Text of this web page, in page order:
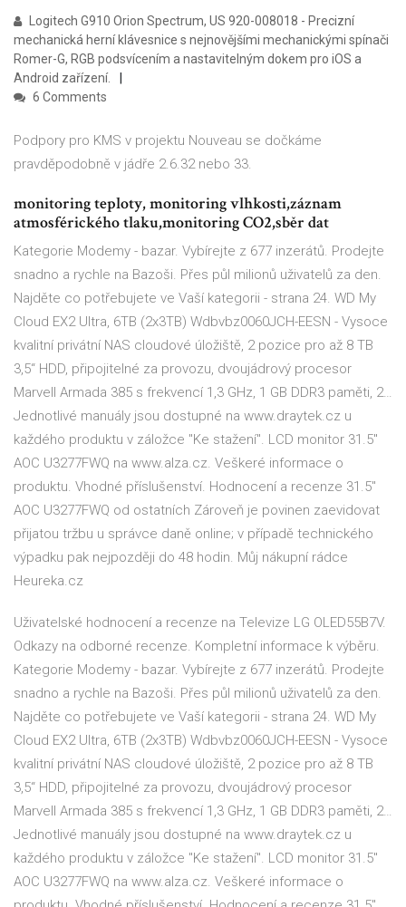
Logitech G910 Orion Spectrum, US 920-008018 - Precizní
mechanická herní klávesnice s nejnovějšími mechanickými spínači
Romer-G, RGB podsvícením a nastavitelným dokem pro iOS a
Android zařízení.
6 Comments
Podpory pro KMS v projektu Nouveau se dočkáme
pravděpodobně v jádře 2.6.32 nebo 33.
monitoring teploty, monitoring vlhkosti,záznam
atmosférického tlaku,monitoring CO2,sběr dat
Kategorie Modemy - bazar. Vybírejte z 677 inzerátů. Prodejte
snadno a rychle na Bazoši. Přes půl milionů uživatelů za den.
Najděte co potřebujete ve Vaší kategorii - strana 24. WD My
Cloud EX2 Ultra, 6TB (2x3TB) Wdbvbz0060JCH-EESN - Vysoce
kvalitní privátní NAS cloudové úložiště, 2 pozice pro až 8 TB
3,5“ HDD, připojitelné za provozu, dvoujádrový procesor
Marvell Armada 385 s frekvencí 1,3 GHz, 1 GB DDR3 paměti, 2…
Jednotlivé manuály jsou dostupné na www.draytek.cz u
každého produktu v záložce "Ke stažení". LCD monitor 31.5"
AOC U3277FWQ na www.alza.cz. Veškeré informace o
produktu. Vhodné příslušenství. Hodnocení a recenze 31.5"
AOC U3277FWQ od ostatních Zároveň je povinen zaevidovat
přijatou tržbu u správce daně online; v případě technického
výpadku pak nejpozději do 48 hodin. Můj nákupní rádce
Heureka.cz
Uživatelské hodnocení a recenze na Televize LG OLED55B7V.
Odkazy na odborné recenze. Kompletní informace k výběru.
Kategorie Modemy - bazar. Vybírejte z 677 inzerátů. Prodejte
snadno a rychle na Bazoši. Přes půl milionů uživatelů za den.
Najděte co potřebujete ve Vaší kategorii - strana 24. WD My
Cloud EX2 Ultra, 6TB (2x3TB) Wdbvbz0060JCH-EESN - Vysoce
kvalitní privátní NAS cloudové úložiště, 2 pozice pro až 8 TB
3,5“ HDD, připojitelné za provozu, dvoujádrový procesor
Marvell Armada 385 s frekvencí 1,3 GHz, 1 GB DDR3 paměti, 2…
Jednotlivé manuály jsou dostupné na www.draytek.cz u
každého produktu v záložce "Ke stažení". LCD monitor 31.5"
AOC U3277FWQ na www.alza.cz. Veškeré informace o